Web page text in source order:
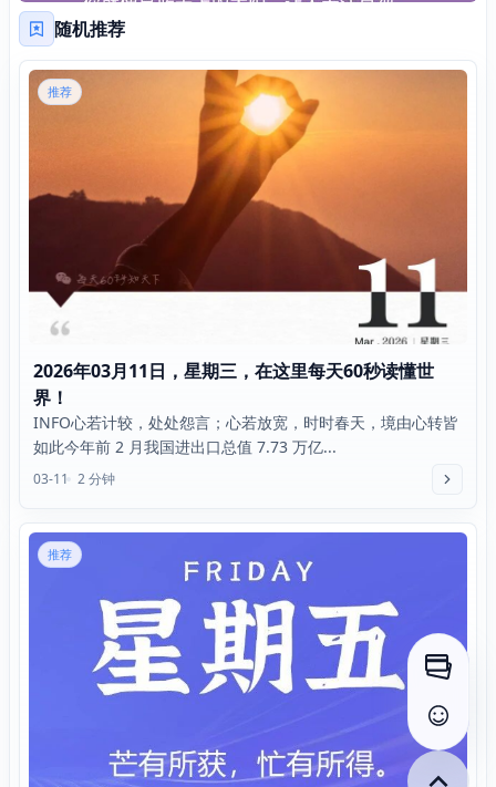
随机推荐
推荐
2026年03月11日，星期三，在这里每天60秒读懂世
界！
INFO心若计较，处处怨言；心若放宽，时时春天，境由心转皆
如此今年前 2 月我国进出口总值 7.73 万亿...
03-11 2 分钟
推荐
打开侧
查看评